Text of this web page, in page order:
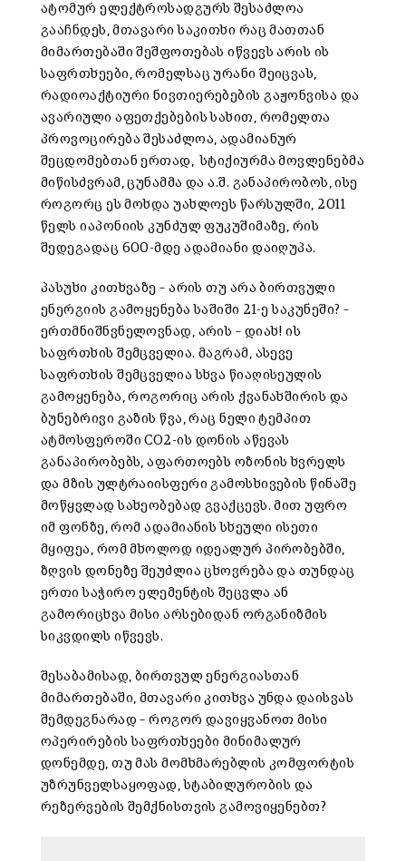
ატომურ ელექტროსადგურს შესაძლოა
გააჩნდეს, მთავარი საკითხი რაც მათთან
მიმართებაში შეშფოთებას იწვევს არის ის
საფრთხეები, რომელსაც ურანი შეიცვას,
რადიოაქტიური ნივთიერებების გაჟონვისა და
ავარიული აფეთქებების სახით, რომელთა
პროვოცირება შესაძლოა, ადამიანურ
შეცდომებთან ერთად, სტიქიურმა მოვლენებმა
მიწისძვრამ, ცუნამმა და ა.შ. განაპირობოს, ისე
როგორც ეს მოხდა უახლოეს წარსულში, 2011
წელს იაპონიის კუნძულ ფუკუშიმაზე, რის
შედეგადაც 600-მდე ადამიანი დაიღუპა.
პასუხი კითხვაზე – არის თუ არა ბირთვული
ენერგიის გამოყენება საშიში 21-ე საკუნეში? –
ერთმნიშნვნელოვნად, არის – დიახ! ის
საფრთხის შემცველია. მაგრამ, ასევე
საფრთხის შემცველია სხვა წიაღისეულის
გამოყენება, როგორიც არის ქვანახშირის და
ბუნებრივი გაზის წვა, რაც ნელი ტემპით
ატმოსფეროში CO2-ის დონის აწევას
განაპირობებს, აფართოებს ოზონის ხვრელს
და მზის ულტრაიისფერი გამოსხივების წინაშე
მოწყვლად სახეობებად გვაქცევს. მით უფრო
იმ ფონზე, რომ ადამიანის სხეული ისეთი
მყიფეა, რომ მხოლოდ იდეალურ პირობებში,
ზღვის დონეზე შეუძლია ცხოვრება და თუნდაც
ერთი საჭირო ელემენტის შეცვლა ან
გამორიცხვა მისი არსებიდან ორგანიზმის
სიკვდილს იწვევს.
შესაბამისად, ბირთვულ ენერგიასთან
მიმართებაში, მთავარი კითხვა უნდა დაისვას
შემდეგნარად – როგორ დავიყვანოთ მისი
ოპერირების საფრთხეები მინიმალურ
დონემდე, თუ მას მომხმარებლის კომფორტის
უზრუნველსაყოფად, სტაბილურობის და
რეზერვების შემქნისთვის გამოვიყენებთ?